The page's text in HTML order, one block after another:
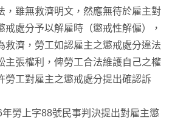
，雖無救濟明文，然應無待於雇主對
戒處分予以解雇時（懲戒性解僱），
救濟，勞工如認雇主之懲戒處分違法
主張權利，俾勞工合法維護自己之權
勞工對雇主之懲戒處分提出確認訴
勞上字88號民事判決提出對雇主懲